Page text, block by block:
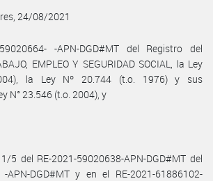
24/08/2021
-APN-DGD#MT del Registro del
EMPLEO Y SEGURIDAD SOCIAL, la Ley
la Ley Nº 20.744 (t.o. 1976) y sus
N° 23.546 (t.o. 2004), y
5 del RE-2021-59020638-APN-DGD#MT del
-APN-DGD#MT y en el RE-2021-61886102-